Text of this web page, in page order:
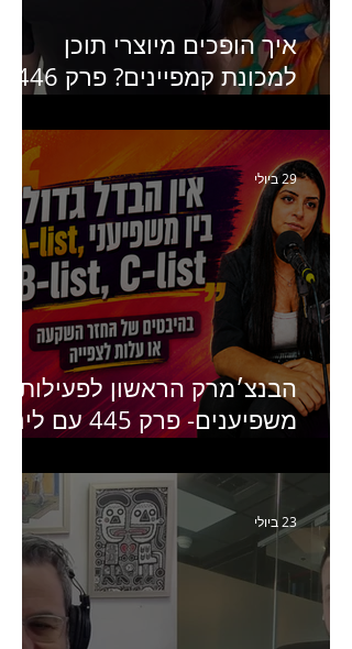
איך הופכים מיוצרי תוכן
למכונת קמפיינים? פרק 446
ומנהלת לשעבר של קהילת
היוצרים של טיקטוק
הבנצ׳מרק הראשון לפעילות
משפיענים- פרק 445 עם לינוי
Humanz ישראל
29 ביולי
23 ביולי